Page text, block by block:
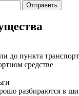
Отправить
до пункта
средстве
разбираются в